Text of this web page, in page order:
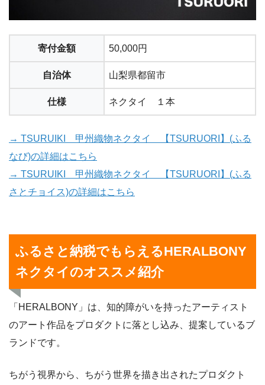
寄付金額 50,000円
自治体 山梨県都留市
仕様 ネクタイ １本
→ TSURUIKI 甲州織物ネクタイ 【TSURUORI】(ふる
なび)の詳細はこちら
→ TSURUIKI 甲州織物ネクタイ 【TSURUORI】(ふる
さとチョイス)の詳細はこちら
ふるさと納税でもらえるHERALBONY
ネクタイのオススメ紹介
「HERALBONY」は、知的障がいを持ったアーティスト
のアート作品をプロダクトに落とし込み、提案しているブ
ランドです。
ちがう視界から、ちがう世界を描き出されたプロダクト